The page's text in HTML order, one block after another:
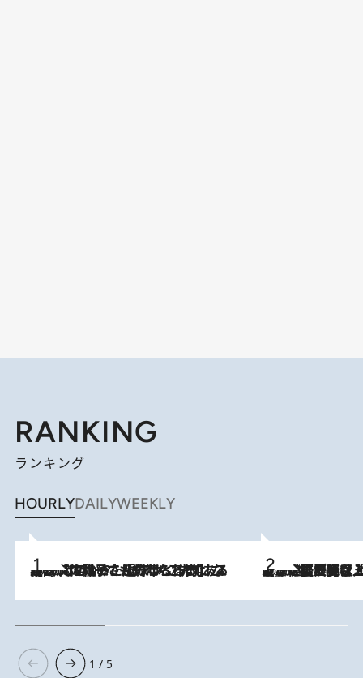
RANKING
ランキング
HOURLYDAILYWEEKLY
2026.8.5
【阿川佐和子さんの年とる力】なぜ70代で始めた趣味は“こんなに楽しい”のか？ ピアノ、俳句…スランプに陥っても続けられる“ある秘訣”とは 2026.8.5
【なぜ吉沢亮は「気配を消せる」のか？】興行収入208億の『国宝』を経て挑むミュージカル『ディア・エヴァン・ハンセン』。トップ俳優が舞台上でさらけ出した“孤独”とは
1 / 5